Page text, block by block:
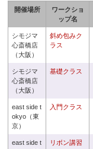
開催場所
ワークショ
ップ名
シモジマ
心斎橋店
（大阪）
斜め包みク
ラス
シモジマ
心斎橋店
（大阪）
基礎クラス
east side t
okyo（東
京）
入門クラス
east side t
リボン講習